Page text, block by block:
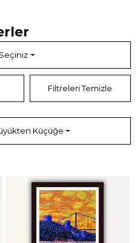
dünyaca ünlü Simon&Schuster
romanın kapak tasarımı için Hakan
başarı, sanatçının adını
Türkiye’yi ve Türk çağdaş sanatını
temsil etmesine olanak
yansıtır ve insanları şaşırtan,
yaratmayı amaçlar.
sanat fuarlarında Türkiye’yi
sanat alanında kalıcı bir iz bırakma
Filtreleri Temizle
Küçüğe